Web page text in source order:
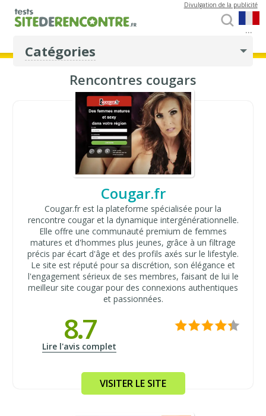
...
Divulgation de la publicité
Catégories
Rencontres cougars
Cougar.fr
Cougar.fr est la plateforme spécialisée pour la
rencontre cougar et la dynamique intergénérationnelle.
Elle offre une communauté premium de femmes
matures et d'hommes plus jeunes, grâce à un filtrage
précis par écart d'âge et des profils axés sur le lifestyle.
Le site est réputé pour sa discrétion, son élégance et
l'engagement sérieux de ses membres, faisant de lui le
meilleur site cougar pour des connexions authentiques
et passionnées.
8.7
Lire l'avis complet
VISITER LE SITE